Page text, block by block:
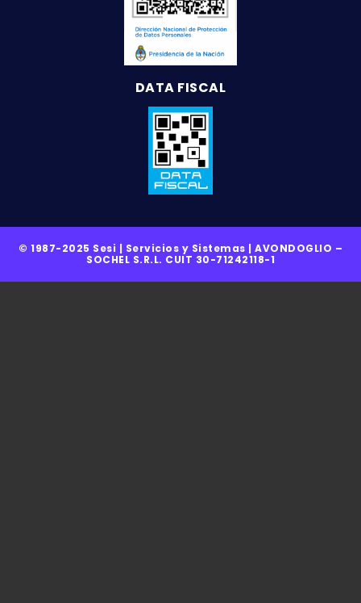
DATA FISCAL
© 1987-2025 Sesi | Servicios y Sistemas | AVONDOGLIO –
SOCHEL S.R.L. CUIT 30-71242118-1